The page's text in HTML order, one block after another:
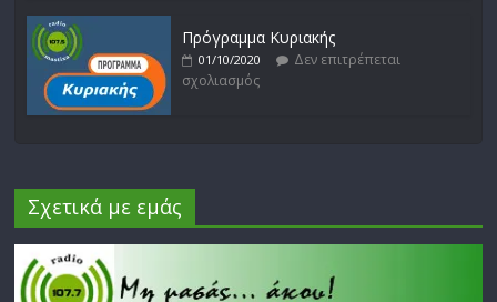
Πρόγραμμα Κυριακής
01/10/2020
Δεν επιτρέπεται
σχολιασμός
Σχετικά με εμάς